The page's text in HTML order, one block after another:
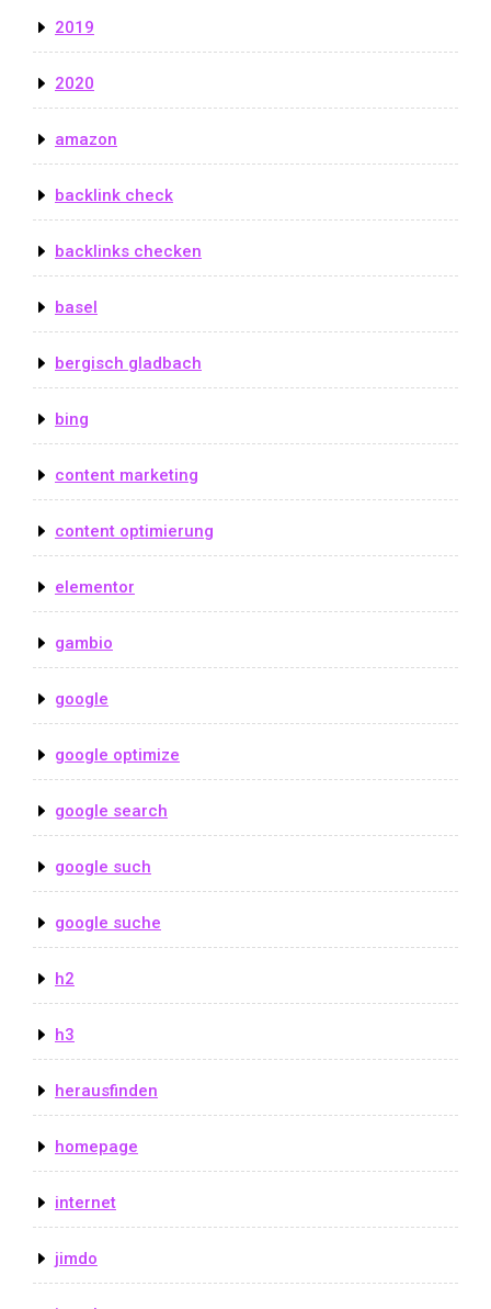
2019
2020
amazon
backlink check
backlinks checken
basel
bergisch gladbach
bing
content marketing
content optimierung
elementor
gambio
google
google optimize
google search
google such
google suche
h2
h3
herausfinden
homepage
internet
jimdo